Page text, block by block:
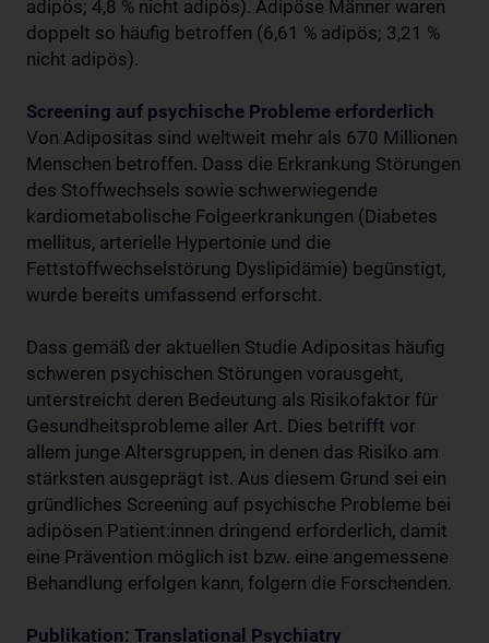
adipös; 4,8 % nicht adipös). Adipöse Männer waren
doppelt so häufig betroffen (6,61 % adipös; 3,21 %
nicht adipös).
Screening auf psychische Probleme erforderlich
Von Adipositas sind weltweit mehr als 670 Millionen
Menschen betroffen. Dass die Erkrankung Störungen
des Stoffwechsels sowie schwerwiegende
kardiometabolische Folgeerkrankungen (Diabetes
mellitus, arterielle Hypertonie und die
Fettstoffwechselstörung Dyslipidämie) begünstigt,
wurde bereits umfassend erforscht.
Dass gemäß der aktuellen Studie Adipositas häufig
schweren psychischen Störungen vorausgeht,
unterstreicht deren Bedeutung als Risikofaktor für
Gesundheitsprobleme aller Art. Dies betrifft vor
allem junge Altersgruppen, in denen das Risiko am
stärksten ausgeprägt ist. Aus diesem Grund sei ein
gründliches Screening auf psychische Probleme bei
adipösen Patient:innen dringend erforderlich, damit
eine Prävention möglich ist bzw. eine angemessene
Behandlung erfolgen kann, folgern die Forschenden.
Publikation: Translational Psychiatry